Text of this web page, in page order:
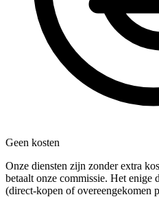
Geen kosten
Onze diensten zijn zonder extra
betaalt onze commissie. Het enige
(direct-kopen of overeengekomen